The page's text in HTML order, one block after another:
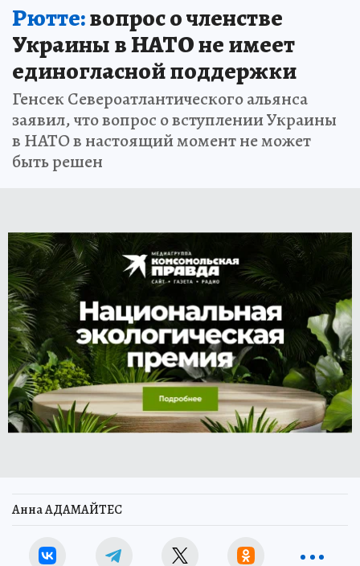
Рютте:вопрос о членстве
Украины в НАТО не имеет
единогласной поддержки
Генсек Североатлантического альянса
заявил, что вопрос о вступлении Украины
в НАТО в настоящий момент не может
быть решен
Анна АДАМАЙТЕС